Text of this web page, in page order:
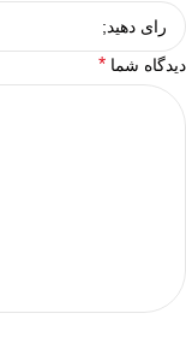
دیدگاه شما *